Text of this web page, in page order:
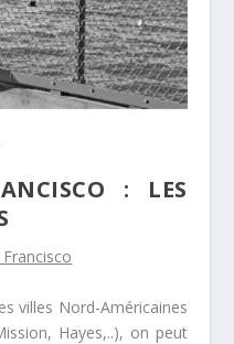
: LES
villes Nord-Américaines
Hayes,..), on peut